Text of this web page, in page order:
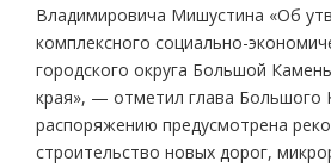
Владимировича Мишустина «Об
комплексного социально-
городского округа Большой
края», — отметил глава Большого
распоряжению предусмотрена
строительство новых дорог,